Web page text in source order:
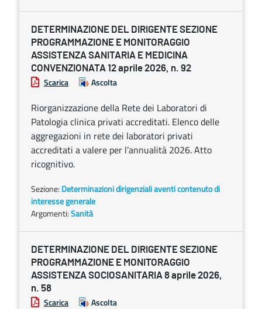
DETERMINAZIONE DEL DIRIGENTE SEZIONE
PROGRAMMAZIONE E MONITORAGGIO
ASSISTENZA SANITARIA E MEDICINA
CONVENZIONATA 12 aprile 2026, n. 92
Scarica Ascolta
Riorganizzazione della Rete dei Laboratori di
Patologia clinica privati accreditati. Elenco delle
aggregazioni in rete dei laboratori privati
accreditati a valere per l’annualità 2026. Atto
ricognitivo.
Sezione: Determinazioni dirigenziali aventi contenuto di
interesse generale
Argomenti:Sanità
DETERMINAZIONE DEL DIRIGENTE SEZIONE
PROGRAMMAZIONE E MONITORAGGIO
ASSISTENZA SOCIOSANITARIA 8 aprile 2026,
n. 58
Scarica Ascolta